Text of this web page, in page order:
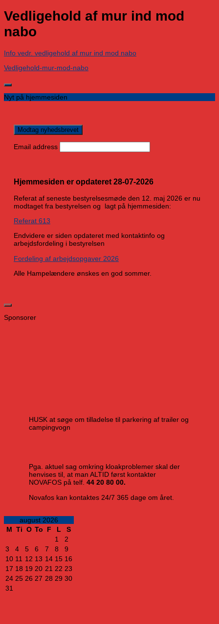
Vedligehold af mur ind mod
nabo
Info vedr. vedligehold af mur ind mod nabo
Vedligehold-mur-mod-nabo
Nyt på hjemmesiden
Email address
Hjemmesiden er opdateret 28-07-2026
Referat af seneste bestyrelsesmøde den 12. maj 2026 er nu
modtaget fra bestyrelsen og lagt på hjemmesiden:
Referat 613
Endvidere er siden opdateret med kontaktinfo og
arbejdsfordeling i bestyrelsen
Fordeling af arbejdsopgaver 2026
Alle Hampelændere ønskes en god sommer.
Sponsorer
HUSK at søge om tilladelse til parkering af trailer og
campingvogn
Pga. aktuel sag omkring kloakproblemer skal der
henvises til, at man ALTID først kontakter
NOVAFOS på telf. 44 20 80 00.
Novafos kan kontaktes 24/7 365 dage om året.
august 2026
M Ti O To F L
S
1
2
3
4 5 6 7 8
9
10 11 12 13 14 15 16
17 18 19 20 21 22 23
24 25 26 27 28 29 30
31